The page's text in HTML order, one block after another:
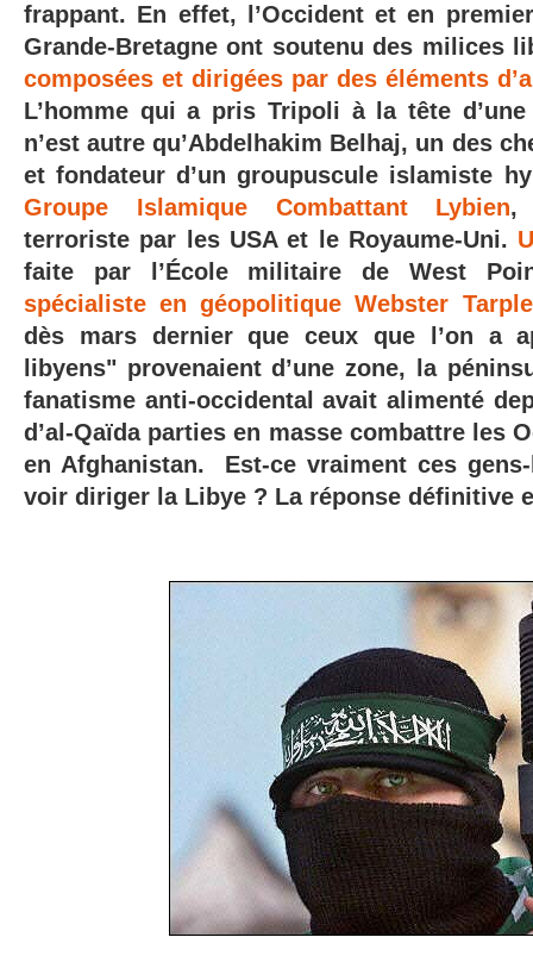
frappant. En effet, l’Occident et en
Grande-Bretagne ont soutenu des milices
composées et dirigées par des éléments
L’homme qui a pris Tripoli à la tête
n’est autre qu’Abdelhakim Belhaj, un des
et fondateur d’un groupuscule islamiste
Groupe Islamique Combattant Lybien,
terroriste par les USA et le Royaume-Uni.
faite par l’École militaire de West
spécialiste en géopolitique Webster
dès mars dernier que ceux que l’on a
libyens" provenaient d’une zone, la
fanatisme anti-occidental avait alimenté
d’al-Qaïda parties en masse combattre les
en Afghanistan. Est-ce vraiment ces
voir diriger la Libye ? La réponse définitive